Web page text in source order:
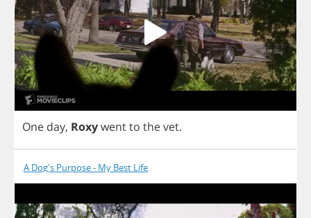
One day, Roxywentto thevet.
A Dog's Purpose - My Best Life